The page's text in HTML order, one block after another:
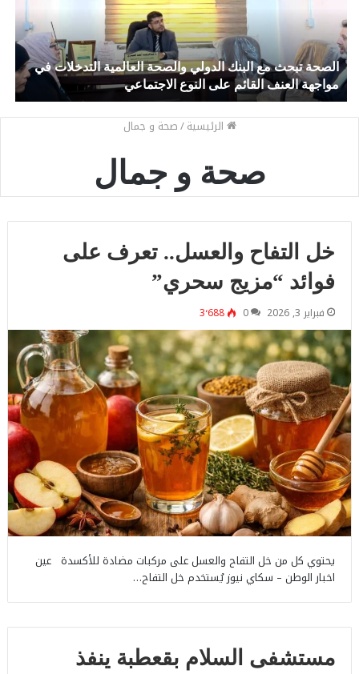
الصحة تبحث مع البنك الدولي والصحة العالمية التدخلات في
مواجهة العنف القائم على النوع الاجتماعي
الرئيسية/صحة و جمال
صحة و جمال
خل التفاح والعسل.. تعرف على
فوائد “مزيج سحري”
فبراير 3, 2026 0 3٬688
يحتوي كل من خل التفاح والعسل على مركبات مضادة للأكسدة عين
اخبار الوطن – سكاي نيوز يُستخدم خل التفاح…
مستشفى السلام بقعطبة ينفذ